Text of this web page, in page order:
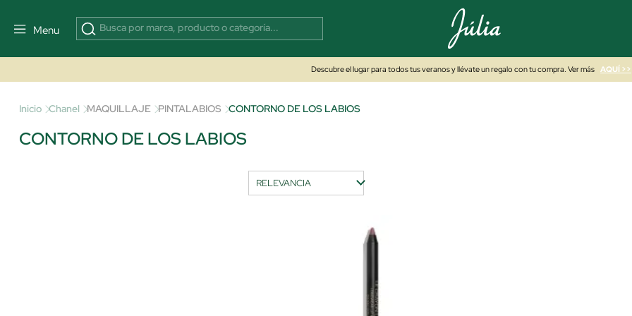
Menu
Descubre el lugar para todos tus veranos y llévate un regalo con tu compra. Ver más AQUÍ >>
Inicio Chanel MAQUILLAJE PINTALABIOS CONTORNO DE LOS LABIOS
CONTORNO DE LOS LABIOS